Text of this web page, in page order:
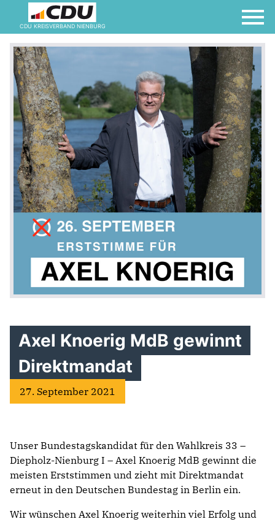
CDU KREISVERBAND NIENBURG
Axel Knoerig MdB gewinnt
Direktmandat
27. September 2021
Unser Bundestagskandidat für den Wahlkreis 33 –
Diepholz-Nienburg I – Axel Knoerig MdB gewinnt die
meisten Erststimmen und zieht mit Direktmandat
erneut in den Deutschen Bundestag in Berlin ein.
Wir wünschen Axel Knoerig weiterhin viel Erfolg und